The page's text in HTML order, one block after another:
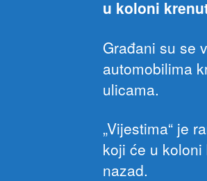
u koloni
Građani su se
automobilima
ulicama.
„Vijestima“ je
koji će u
nazad.